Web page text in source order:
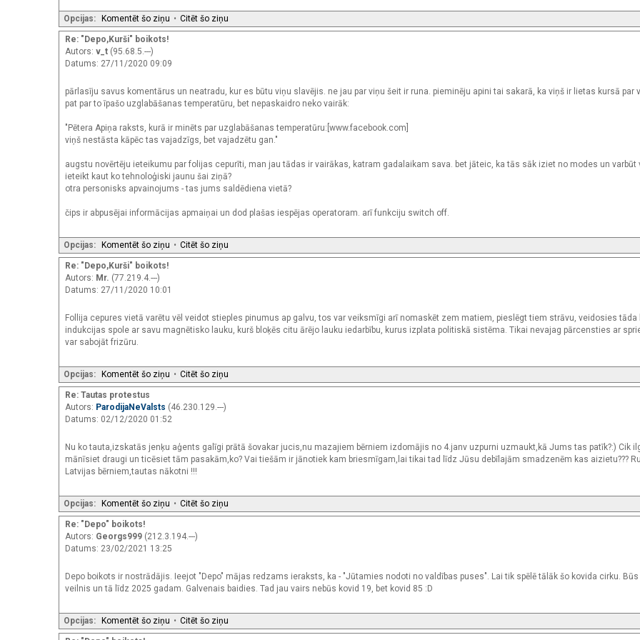
Opcijas: Komentēt šo ziņu • Citēt šo ziņu
Re: "Depo,Kurši" boikots!
Autors: v_t (95.68.5.---)
Datums: 27/11/2020 09:09
pārlasīju savus komentārus un neatradu, kur es būtu viņu slavējis. ne jau par viņu šeit ir runa. pieminēju apini tai sakarā, ka viņš ir lietas kursā par
pat par to īpašo uzglabāšanas temperatūru, bet nepaskaidro neko vairāk:
"Pētera Apiņa raksts, kurā ir minēts par uzglabāšanas temperatūru:[www.facebook.com]
viņš nestāsta kāpēc tas vajadzīgs, bet vajadzētu gan."
augstu novērtēju ieteikumu par folijas cepurīti, man jau tādas ir vairākas, katram gadalaikam sava. bet jāteic, ka tās sāk iziet no modes un varbūt
ieteikt kaut ko tehnoloģiski jaunu šai ziņā?
otra personisks apvainojums - tas jums saldēdiena vietā?
čips ir abpusējai informācijas apmaiņai un dod plašas iespējas operatoram. arī funkciju switch off.
Opcijas: Komentēt šo ziņu • Citēt šo ziņu
Re: "Depo,Kurši" boikots!
Autors: Mr. (77.219.4.---)
Datums: 27/11/2020 10:01
Follija cepures vietā varētu vēl veidot stieples pinumus ap galvu, tos var veiksmīgi arī nomaskēt zem matiem, pieslēgt tiem strāvu, veidosies tāda
indukcijas spole ar savu magnētisko lauku, kurš bloķēs citu ārējo lauku iedarbību, kurus izplata politiskā sistēma. Tikai nevajag pārcensties ar
var sabojāt frizūru.
Opcijas: Komentēt šo ziņu • Citēt šo ziņu
Re: Tautas protestus
Autors: ParodijaNeValsts (46.230.129.---)
Datums: 02/12/2020 01:52
Nu ko tauta,izskatās jenķu aģents galīgi prātā šovakar jucis,nu mazajiem bērniem izdomājis no 4.janv uzpurni uzmaukt,kā Jums tas patīk?:) Cik
mānīsiet draugi un ticēsiet tām pasakām,ko? Vai tiešām ir jānotiek kam briesmīgam,lai tikai tad līdz Jūsu debīlajām smadzenēm kas aizietu???
Latvijas bērniem,tautas nākotni !!!
Opcijas: Komentēt šo ziņu • Citēt šo ziņu
Re: "Depo" boikots!
Autors: Georgs999 (212.3.194.---)
Datums: 23/02/2021 13:25
Depo boikots ir nostrādājis. Ieejot "Depo" mājas redzams ieraksts, ka - "Jūtamies nodoti no valdības puses". Lai tik spēlē tālāk šo kovida cirku. Būs
veilnis un tā līdz 2025 gadam. Galvenais baidies. Tad jau vairs nebūs kovid 19, bet kovid 85 :D
Opcijas: Komentēt šo ziņu • Citēt šo ziņu